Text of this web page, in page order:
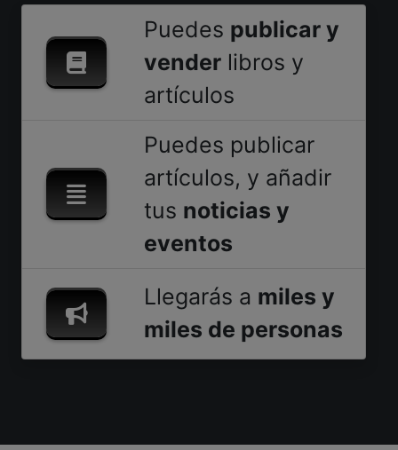
Puedes publicar y
vender libros y
artículos
Puedes publicar
artículos, y añadir
tus noticias y
eventos
Llegarás a miles y
miles de personas